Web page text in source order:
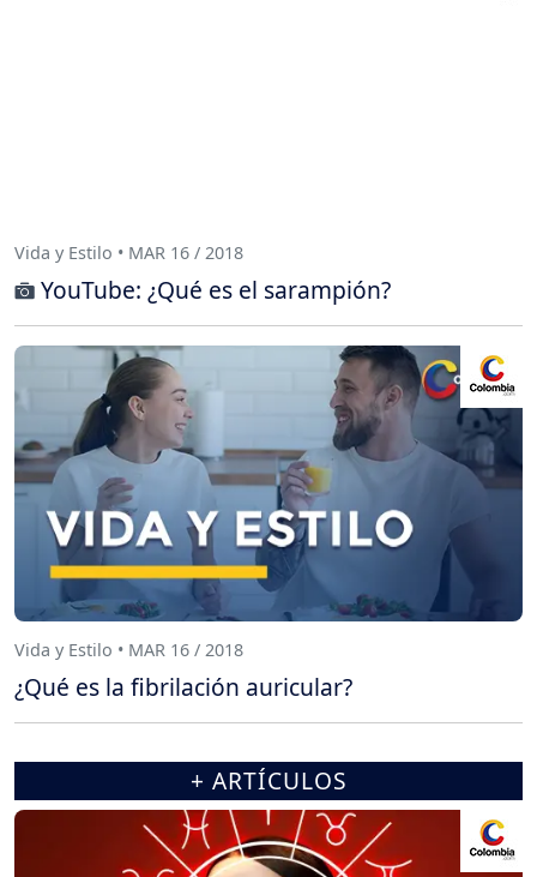
Vida y Estilo • MAR 16 / 2018
YouTube: ¿Qué es el sarampión?
Vida y Estilo • MAR 16 / 2018
¿Qué es la fibrilación auricular?
+ ARTÍCULOS